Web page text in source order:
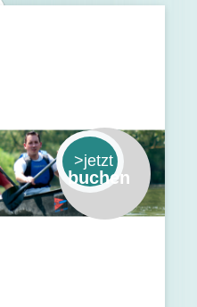
>jetzt
buchen